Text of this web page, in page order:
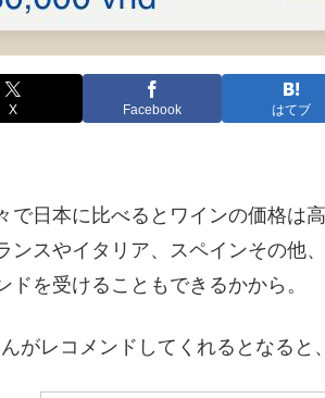
X Facebook はてブ
で日本に比べるとワインの価格は
ンスやイタリア、スペインその他
ドを受けることもできるかから。
がレコメンドしてくれるとなると